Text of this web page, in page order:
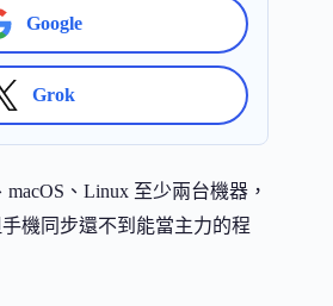
Google
Grok
、Linux 至少兩台機器，
機同步還不到能當主力的程